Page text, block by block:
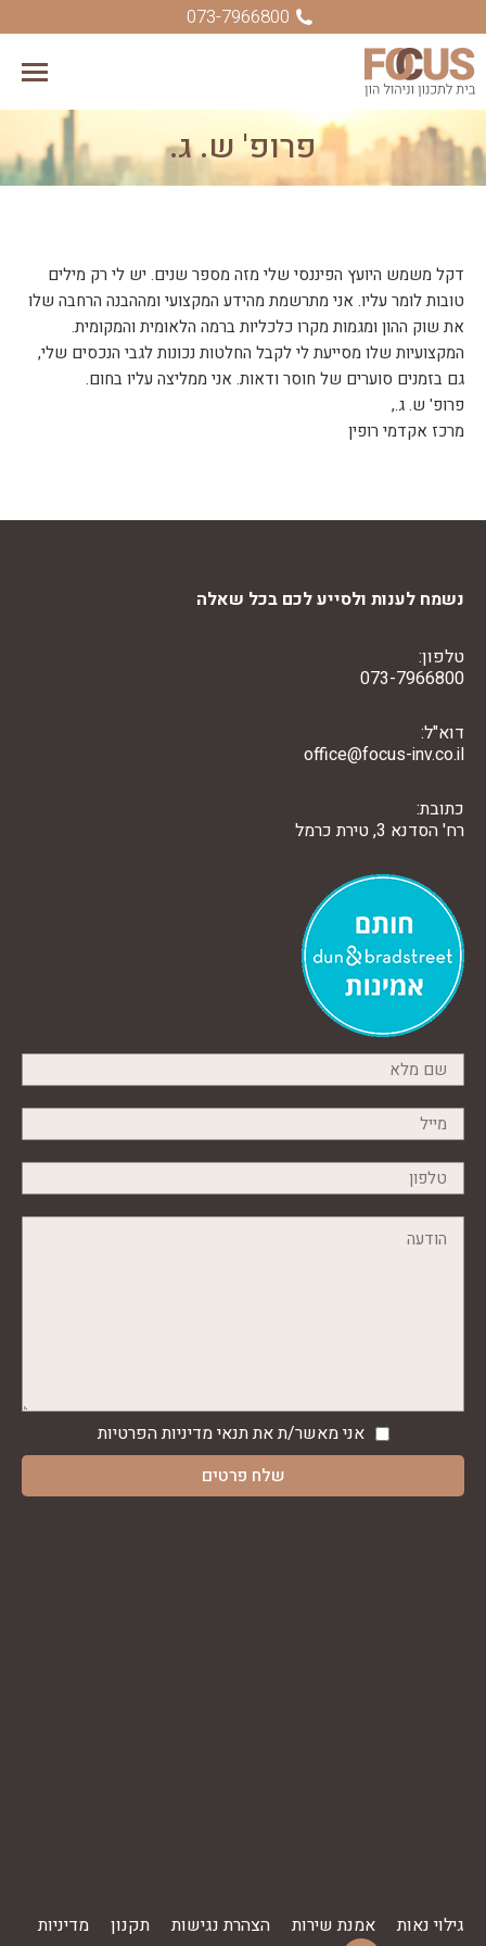
073-7966800
פרופ' ש. ג.
You are here:
דקל משמש היועץ הפיננסי שלי מזה מספר שנים. יש לי רק מילים
טובות לומר עליו. אני מתרשמת מהידע המקצועי ומההבנה הרחבה שלו
את שוק ההון ומגמות מקרו כלכליות ברמה הלאומית והמקומית.
המקצועיות שלו מסייעת לי לקבל החלטות נכונות לגבי הנכסים שלי,
גם בזמנים סוערים של חוסר ודאות. אני ממליצה עליו בחום.
פרופ' ש. ג.,
מרכז אקדמי רופין
נשמח לענות ולסייע לכם בכל שאלה
טלפון:
073-7966800
דוא"ל:
office@focus-inv.co.il
כתובת:
רח' הסדנא 3, טירת כרמל
אני מאשר/ת את תנאימדיניות הפרטיות
גילוי נאות אמנת שירות הצהרת נגישות תקנון מדיניות